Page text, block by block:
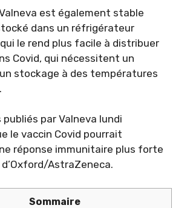
est également stable
dans un réfrigérateur
le rend plus facile à distribuer
Covid, qui nécessitent un
stockage à des températures
par Valneva lundi
le vaccin Covid pourrait
réponse immunitaire plus forte
AstraZeneca.
Sommaire